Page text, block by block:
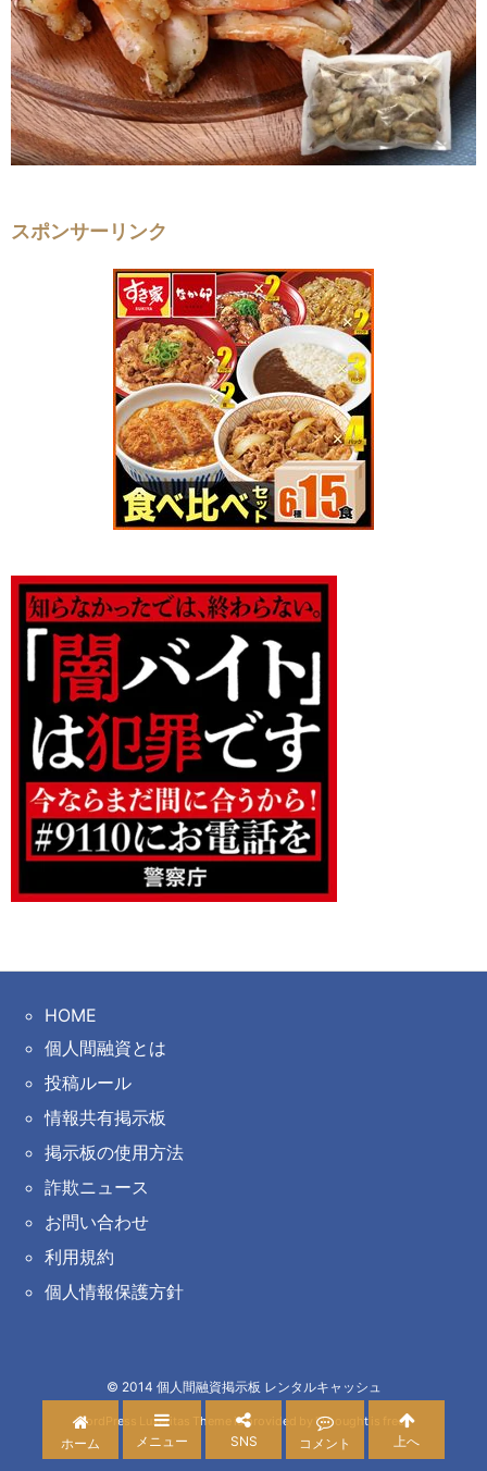
スポンサーリンク
HOME
個人間融資とは
投稿ルール
情報共有掲示板
掲示板の使用方法
詐欺ニュース
お問い合わせ
利用規約
個人情報保護方針
© 2014 個人間融資掲示板 レンタルキャッシュ
WordPress Luxeritas Theme is provided by "Thought is free".
ホーム メニュー SNS コメント 上へ